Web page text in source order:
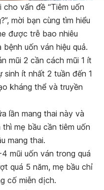
vấn đề “Tiêm uốn
mời bạn cùng tìm hiểu
được trễ bao nhiêu
uốn ván hiệu quả.
mũi 2 cần cách mũi 1 ít
ít nhất 2 tuần đến 1
kháng thể và truyền
lần mang thai này và
mẹ bầu cần tiêm uốn
mang thai.
mũi uốn ván trong quá
quá 5 năm, mẹ bầu chỉ
cố miễn dịch.